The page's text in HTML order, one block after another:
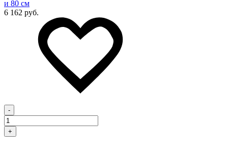
и 80 см
6 162 руб.
-
+